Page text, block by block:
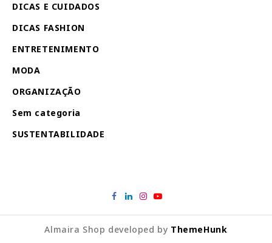
DICAS E CUIDADOS
DICAS FASHION
ENTRETENIMENTO
MODA
ORGANIZAÇÃO
Sem categoria
SUSTENTABILIDADE
Almaira Shop developed by ThemeHunk